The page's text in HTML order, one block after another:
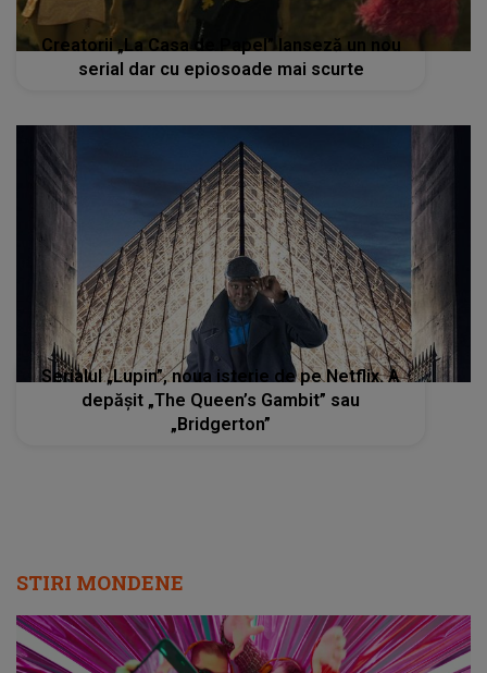
Creatorii „La Casa de Papel” lanseză un nou
serial dar cu epiosoade mai scurte
Serialul „Lupin”, noua isterie de pe Netflix. A
depășit „The Queen’s Gambit” sau
„Bridgerton”
STIRI MONDENE